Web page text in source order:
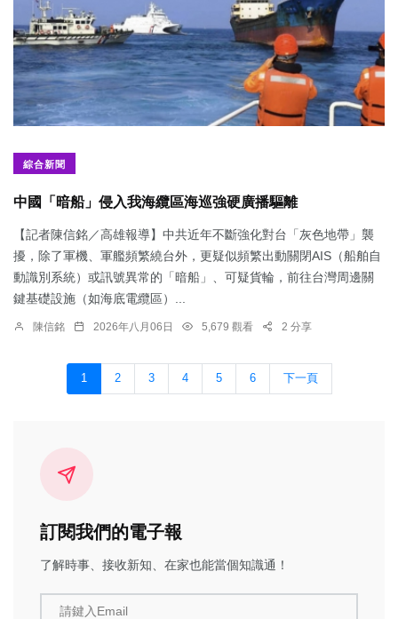
綜合新聞
中國「暗船」侵入我海纜區海巡強硬廣播驅離
【記者陳信銘／高雄報導】中共近年不斷強化對台「灰色地帶」襲
擾，除了軍機、軍艦頻繁繞台外，更疑似頻繁出動關閉AIS（船舶自
動識別系統）或訊號異常的「暗船」、可疑貨輪，前往台灣周邊關
鍵基礎設施（如海底電纜區）...
陳信銘 2026年八月06日 5,679 觀看 2 分享
1 2 3 4 5 6 下一頁
訂閱我們的電子報
了解時事、接收新知、在家也能當個知識通！
請鍵入Email